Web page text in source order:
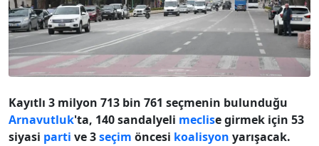
Kayıtlı 3 milyon 713 bin 761 seçmenin bulunduğu
Arnavutluk'ta, 140 sandalyeli meclise girmek için 53
siyasi parti ve 3seçim öncesi koalisyon yarışacak.